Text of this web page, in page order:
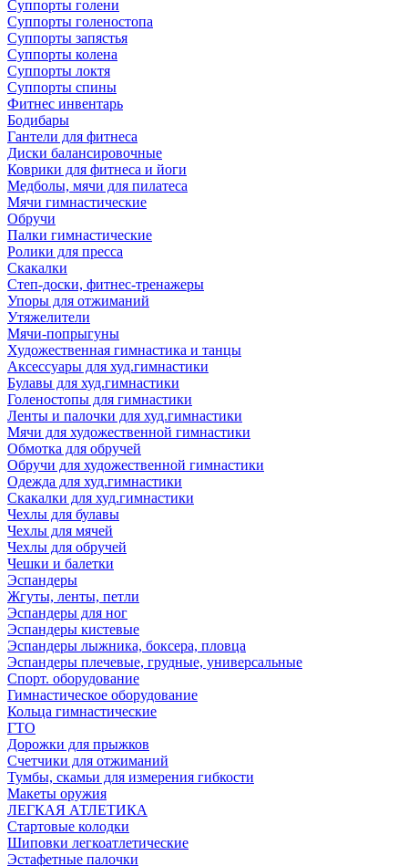
Суппорты голени
Суппорты голеностопа
Суппорты запястья
Суппорты колена
Суппорты локтя
Суппорты спины
Фитнес инвентарь
Бодибары
Гантели для фитнеса
Диски балансировочные
Коврики для фитнеса и йоги
Медболы, мячи для пилатеса
Мячи гимнастические
Обручи
Палки гимнастические
Ролики для пресса
Скакалки
Степ-доски, фитнес-тренажеры
Упоры для отжиманий
Утяжелители
Мячи-попрыгуны
Художественная гимнастика и танцы
Аксессуары для худ.гимнастики
Булавы для худ.гимнастики
Голеностопы для гимнастики
Ленты и палочки для худ.гимнастики
Мячи для художественной гимнастики
Обмотка для обручей
Обручи для художественной гимнастики
Одежда для худ.гимнастики
Скакалки для худ.гимнастики
Чехлы для булавы
Чехлы для мячей
Чехлы для обручей
Чешки и балетки
Эспандеры
Жгуты, ленты, петли
Эспандеры для ног
Эспандеры кистевые
Эспандеры лыжника, боксера, пловца
Эспандеры плечевые, грудные, универсальные
Спорт. оборудование
Гимнастическое оборудование
Кольца гимнастические
ГТО
Дорожки для прыжков
Счетчики для отжиманий
Тумбы, скамьи для измерения гибкости
Макеты оружия
ЛЕГКАЯ АТЛЕТИКА
Стартовые колодки
Шиповки легкоатлетические
Эстафетные палочки